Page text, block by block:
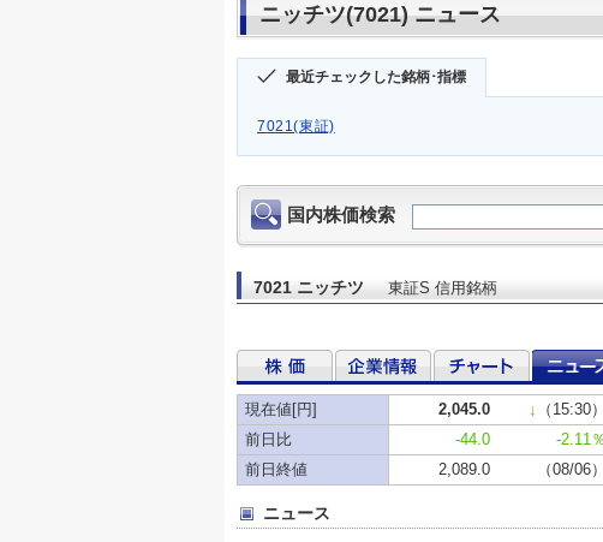
ニッチツ(7021) ニュース
最近チェックした銘柄･指標
7021(東証)